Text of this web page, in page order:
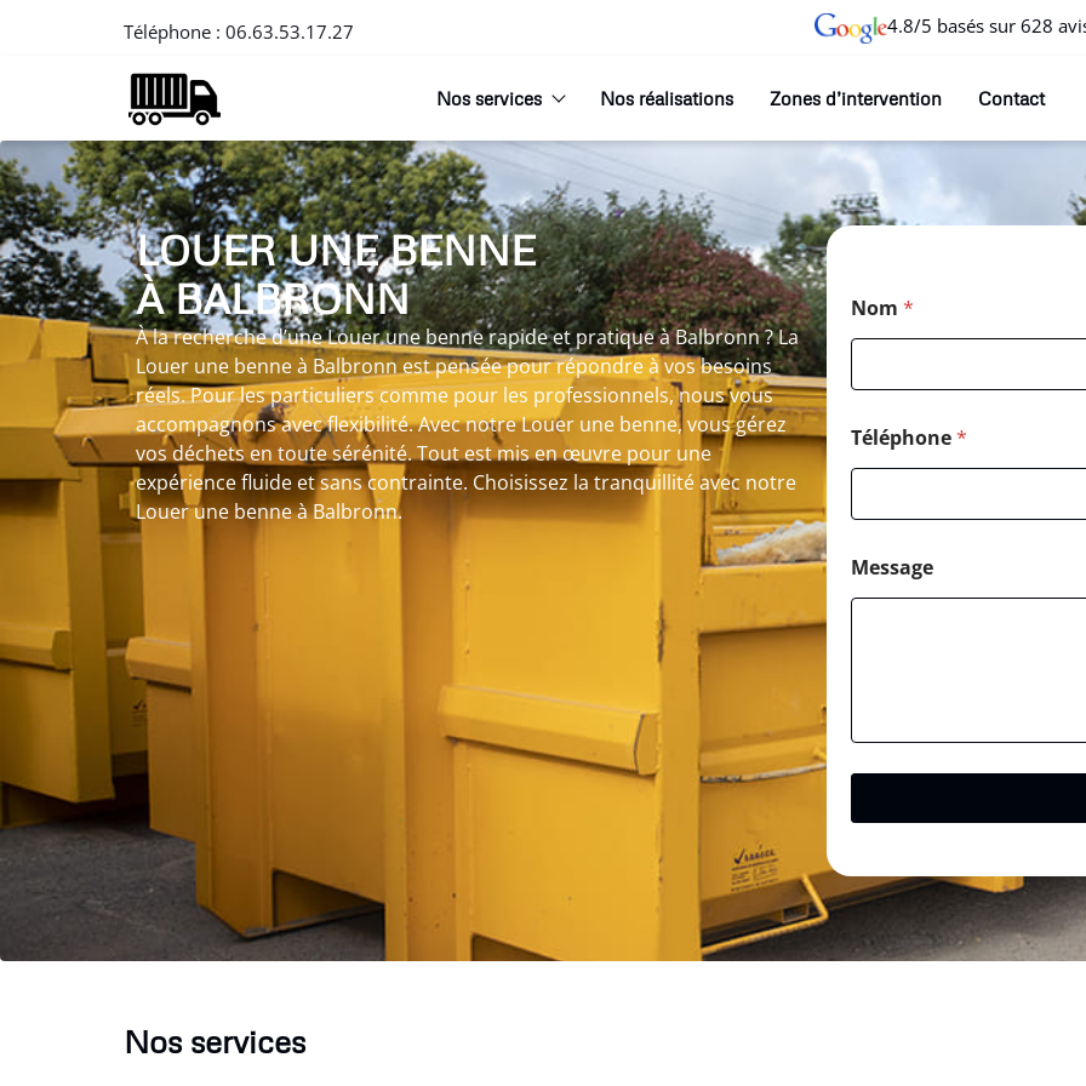
Téléphone : 06.63.53.17.27 4.8/5 basés sur 628
Nos services Nos réalisations Zones d’intervention Contact
LOUER UNE BENNE
À BALBRONN
À la recherche d’une Louer une benne rapide et pratique à Balbronn ? La
Louer une benne à Balbronn est pensée pour répondre à vos besoins
réels. Pour les particuliers comme pour les professionnels, nous vous
accompagnons avec flexibilité. Avec notre Louer une benne, vous gérez
vos déchets en toute sérénité. Tout est mis en œuvre pour une
expérience fluide et sans contrainte. Choisissez la tranquillité avec notre
Louer une benne à Balbronn.
Nom *
Téléphone*
Message
Nos services